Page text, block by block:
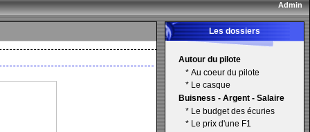
Admin
Les dossiers
Autour du pilote
* Au coeur du pilote
* Le casque
Buisness - Argent - Salaire
* Le budget des écuries
* Le prix d'une F1